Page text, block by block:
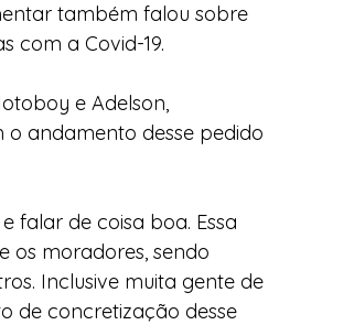
Civil
Esporte
também falou sobre
com a Covid-19.
e Adelson,
andamento desse pedido
falar de coisa boa. Essa
os moradores, sendo
Inclusive muita gente de
de concretização desse